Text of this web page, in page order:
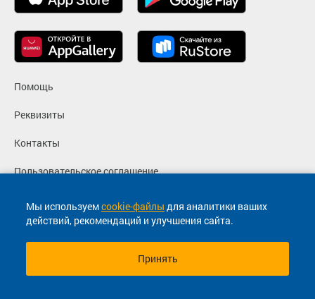
Мы используемcookie-файлы для аналитики ваших
действий, рекомендаций и улучшения сайта.
Принять
Помощь
Реквизиты
Контакты
Пользовательское соглашение
Политика конфиденциальности
Согласие на маркетинговые сообщения
© 2013-2026, ООО "Капитал"- Онлайн сервис продажи